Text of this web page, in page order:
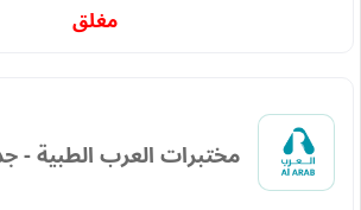
مغلق
مختبرات العرب الطبية - جدة